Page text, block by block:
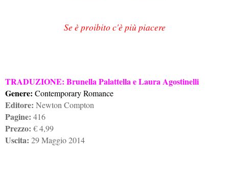
Se è proibito c'è più piacere
TRADUZIONE: Brunella Palattella e Laura Agostinelli
Genere: Contemporary Romance
Editore: Newton Compton
Pagine: 416
Prezzo: € 4,99
Uscita: 29 Maggio 2014